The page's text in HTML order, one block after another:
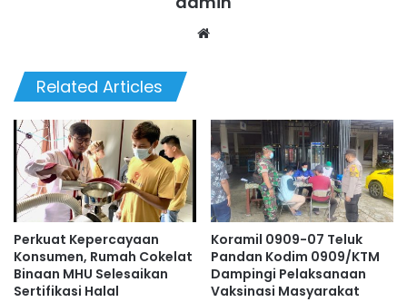
Related Articles
Perkuat Kepercayaan
Konsumen, Rumah Cokelat
Binaan MHU Selesaikan
Sertifikasi Halal
Koramil 0909-07 Teluk
Pandan Kodim 0909/KTM
Dampingi Pelaksanaan
Vaksinasi Masyarakat